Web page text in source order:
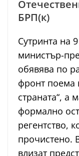
БРП(к)
Сутринта на
министър-
обявява по
фронт поема
страната“, а
формално
регентство,
прочистено.
влизат